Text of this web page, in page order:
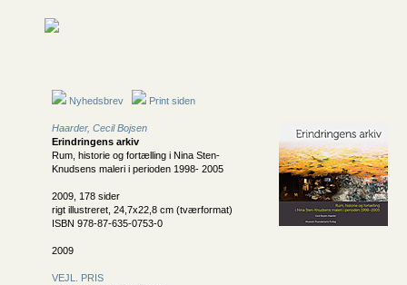
Nyhedsbrev Print siden
Haarder, Cecil Bojsen
Erindringens arkiv
Rum, historie og fortælling i Nina Sten-
Knudsens maleri i perioden 1998- 2005
2009, 178 sider
rigt illustreret, 24,7x22,8 cm (tværformat)
ISBN 978-87-635-0753-0
2009
VEJL. PRIS